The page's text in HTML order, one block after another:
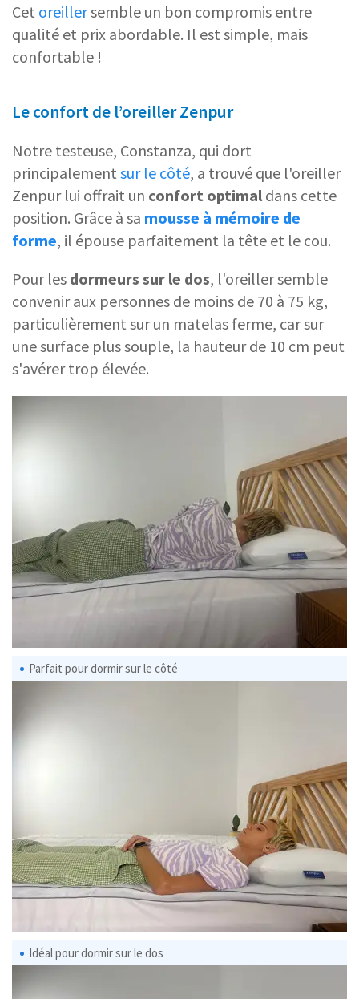
Cet oreillersemble un bon compromis entre
qualité et prix abordable. Il est simple, mais
confortable !
Le confort de l’oreiller Zenpur
Notre testeuse, Constanza, qui dort
principalement sur le côté, a trouvé que l'oreiller
Zenpur lui offrait un confort optimal dans cette
position. Grâce à sa mousse à mémoire de
forme, il épouse parfaitement la tête et le cou.
Pour les dormeurs sur le dos, l'oreiller semble
convenir aux personnes de moins de 70 à 75 kg,
particulièrement sur un matelas ferme, car sur
une surface plus souple, la hauteur de 10 cm peut
s'avérer trop élevée.
Parfait pour dormir sur le côté
Idéal pour dormir sur le dos